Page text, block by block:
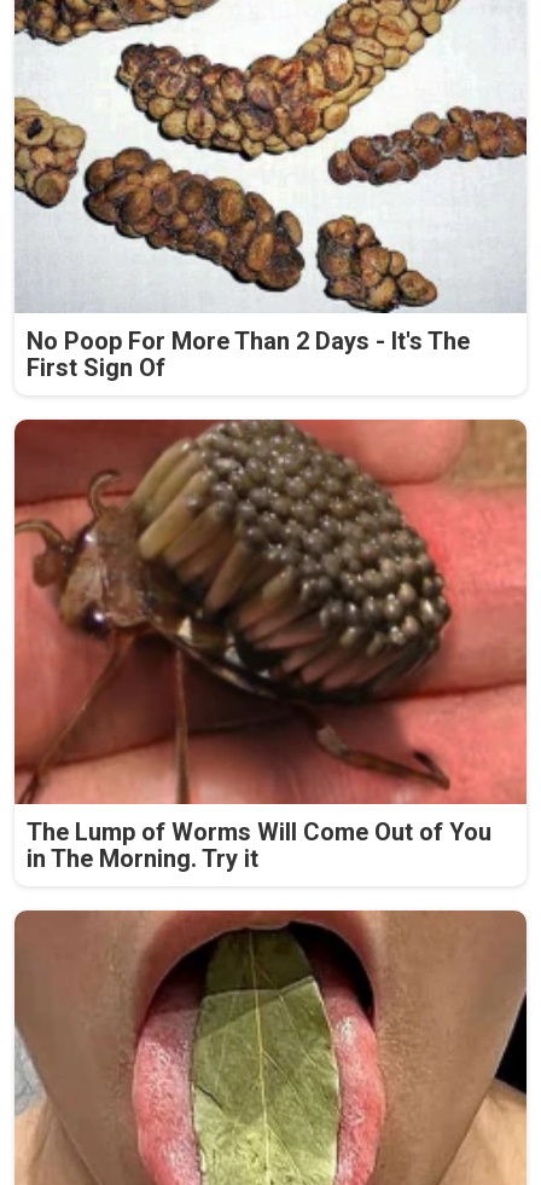
No Poop For More Than 2 Days - It's The
First Sign Of
The Lump of Worms Will Come Out of You
in The Morning. Try it